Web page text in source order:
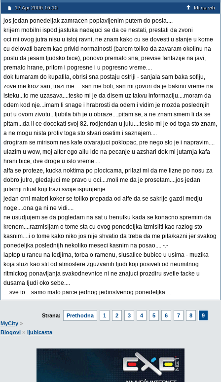
17 Apr 2006 16:10 Idi na vrh
jos jedan ponedeljak zamracen poplavljenim putem do posla....
krijem mobilni ispod jastuka nadajuci se da ce nestati, prestati da zvoni
oci mi ovog jutra nisu u istoj ravni, ne znam kako cu se dovesti u stanje u kome
cu delovati barem kao privid normalnosti (barem toliko da zavaram okolinu na
poslu da jesam ljudsko bice), ponovo premalo sna, previse fantazije na javi,
premalo hrane, pritom i pogresne i u pogresno vreme....
dok tumaram do kupatila, obrisi sna postaju ostriji - sanjala sam baka sofiju,
zove me kroz san, trazi me.....san me boli, san mi govori da je bakino vreme na
isteku...to me uzasava....tesko mi je da disem uz takvu informaciju....moram da
odem kod nje...imam li snage i hrabrosti da odem i vidim je mozda poslednjih
put u ovom zivotu...ljubila bih je u obraze....pitam se, a ne znam smem li da se
pitam...da li ce docekati svoj 82. rodjendan u julu....tesko mi je od toga sto znam,
a ne mogu nista protiv toga sto stvari osetim i saznajem....
drogiram se mirisom nes kafe otvarajuci poklopac, pre nego sto je i napravim....
ulazim u wow, moj alter ego ailu ide na pecanje u azshari dok mi jutarnja kafa
hrani bice, dve droge u isto vreme....
alfa se proteze, kucka noktima po plocicama, prilazi mi da me lizne po nosu za
dobro jutro, gledajuci me pravo u oci....moli me da je prosetam....jos jedan
jutarnji ritual koji trazi svoje ispunjenje....
jedan crni matori koker se toliko prepada od alfe da se sakrije gazdi medju
noge....ona ga ni ne vidi....
ne usudjujem se da pogledam na sat u trenutku kada se konacno spremim da
krenem....razmisljam o tome sta cu ovog ponedeljka izmisliti kao razlog sto
kasnim....i o tome kako niko jos nije shvatio da treba da me pita/kazni jer svakog
ponedeljka poslednijh nekoliko meseci kasnim na posao.... -.-
laptop u rancu na ledjima, torba o ramenu, slusalice bubice u usima - muzika
koja sluzi kao stit od atmosfere zguzvanih ljudi koji posiveli od neumitnog
ritmickog ponavljanja svakodnevnice ni ne znajuci prozdiru svetle tacke u
dusama ljudi oko sebe....
....sve to....samo malo parce jednog jedinstvenog ponedeljka....
Strana: Prethodna 1 2 3 4 5 6 7 8
9
MyCity »
Blogovi » ljubicasta